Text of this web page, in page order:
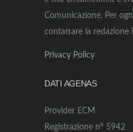
Comunicazione. Per
contattare la redazione
Privacy Policy
DATI AGENAS
Provider ECM
Registrazione n° 5942